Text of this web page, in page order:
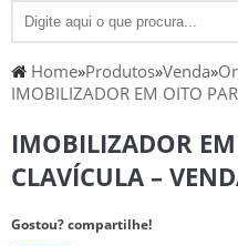
Home»Produtos»Venda»
IMOBILIZADOR EM OITO
IMOBILIZADOR
CLAVÍCULA –
Gostou? compartilhe!